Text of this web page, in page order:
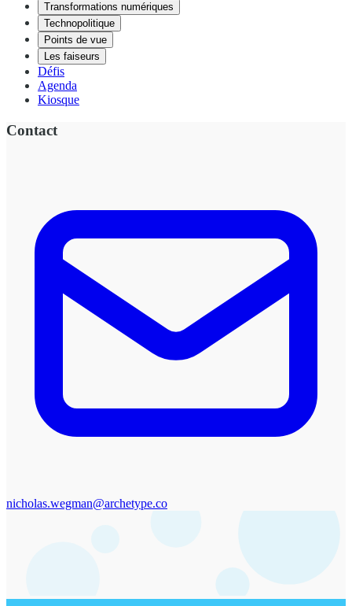
Transformations numériques
Technopolitique
Points de vue
Les faiseurs
Défis
Agenda
Kiosque
Contact
nicholas.wegman@archetype.co